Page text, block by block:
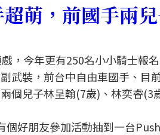
萌，前國手兩
，今年更有250名小小騎士報
武裝，前台中自由車國手、目
個兒子林呈翰(7歲)、林奕睿(3
好朋友參加活動抽到一台